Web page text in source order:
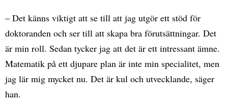
– Det känns viktigt att se till att jag utgör ett stöd för
doktoranden och ser till att skapa bra förutsättningar. Det
är min roll. Sedan tycker jag att det är ett intressant ämne.
Matematik på ett djupare plan är inte min specialitet, men
jag lär mig mycket nu. Det är kul och utvecklande, säger
han.